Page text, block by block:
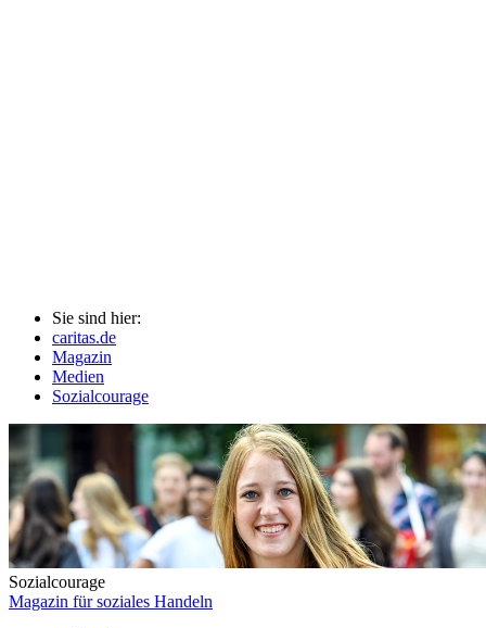
Sie sind hier:
caritas.de
Magazin
Medien
Sozialcourage
Sozialcourage
Magazin für soziales Handeln